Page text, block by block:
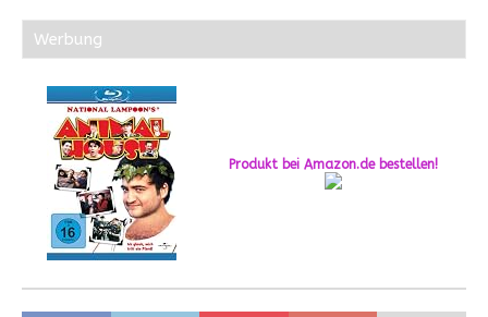
Werbung
Produkt bei Amazon.de bestellen!